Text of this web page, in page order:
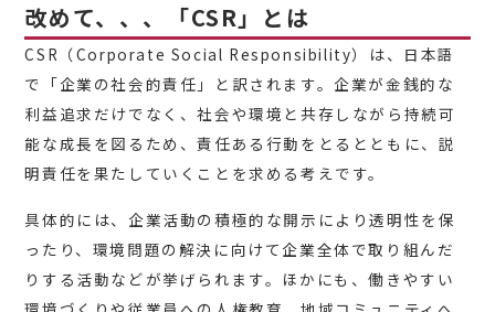
改めて、、、「CSR」とは
CSR（Corporate Social Responsibility）は、日本語
で「企業の社会的責任」と訳されます。企業が金銭的な
利益追求だけでなく、社会や環境と共存しながら持続可
能な成長を図るため、責任ある行動をとるとともに、説
明責任を果たしていくことを求める考えです。
具体的には、企業活動の積極的な開示により透明性を保
ったり、環境問題の解決に向けて企業全体で取り組んだ
りする活動などが挙げられます。ほかにも、働きやすい